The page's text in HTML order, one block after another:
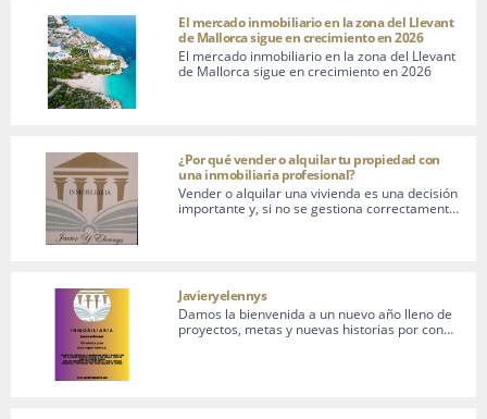
El mercado inmobiliario en la zona del Llevant
de Mallorca sigue en crecimiento en 2026
El mercado inmobiliario en la zona del Llevant
de Mallorca sigue en crecimiento en 2026
¿Por qué vender o alquilar tu propiedad con
una inmobiliaria profesional?
Vender o alquilar una vivienda es una decisión
importante y, si no se gestiona correctament…
Javieryelennys
Damos la bienvenida a un nuevo año lleno de
proyectos, metas y nuevas historias por con…